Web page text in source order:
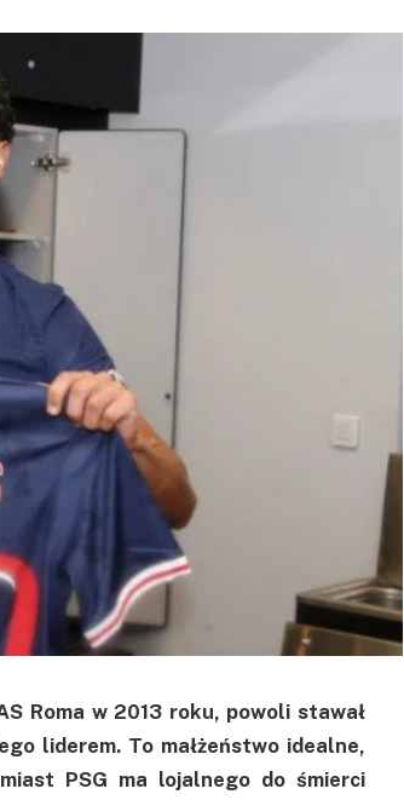
Roma w 2013 roku, powoli stawał
liderem. To małżeństwo idealne,
PSG ma lojalnego do śmierci